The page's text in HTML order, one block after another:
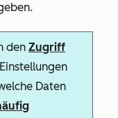
den Zugriff
Daten